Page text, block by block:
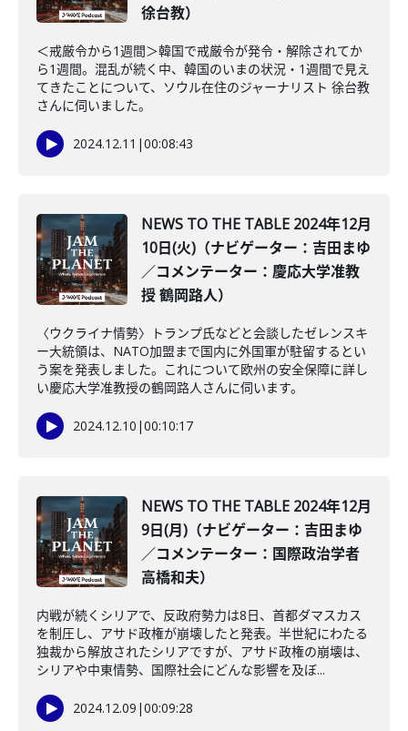
徐台教）
＜戒厳令から1週間＞韓国で戒厳令が発令・解除されてか
ら1週間。混乱が続く中、韓国のいまの状況・1週間で見え
てきたことについて、ソウル在住のジャーナリスト 徐台教
さんに伺いました。
2024.12.11 |00:08:43
NEWS TO THE TABLE 2024年12月
10日(火)（ナビゲーター：吉田まゆ
／コメンテーター：慶応大学准教
授 鶴岡路人）
〈ウクライナ情勢〉トランプ氏などと会談したゼレンスキ
ー大統領は、NATO加盟まで国内に外国軍が駐留するとい
う案を発表しました。これについて欧州の安全保障に詳し
い慶応大学准教授の鶴岡路人さんに伺います。
2024.12.10 |00:10:17
NEWS TO THE TABLE 2024年12月
9日(月)（ナビゲーター：吉田まゆ
／コメンテーター：国際政治学者
高橋和夫）
内戦が続くシリアで、反政府勢力は8日、首都ダマスカス
を制圧し、アサド政権が崩壊したと発表。半世紀にわたる
独裁から解放されたシリアですが、アサド政権の崩壊は、
シリアや中東情勢、国際社会にどんな影響を及ぼ...
2024.12.09 |00:09:28